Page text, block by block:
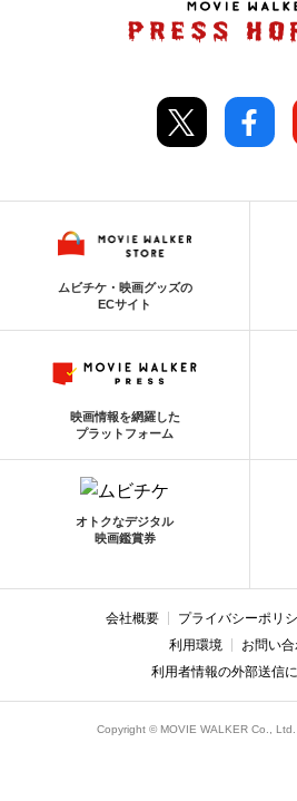
ムビチケ・映画グッズの
ECサイト
映画情報を網羅した
プラットフォーム
オトクなデジタル
映画鑑賞券
会社概要 プライバシーポリ
利用環境
お問い
利用者情報の外部送信
Copyright © MOVIE WALKER Co.,